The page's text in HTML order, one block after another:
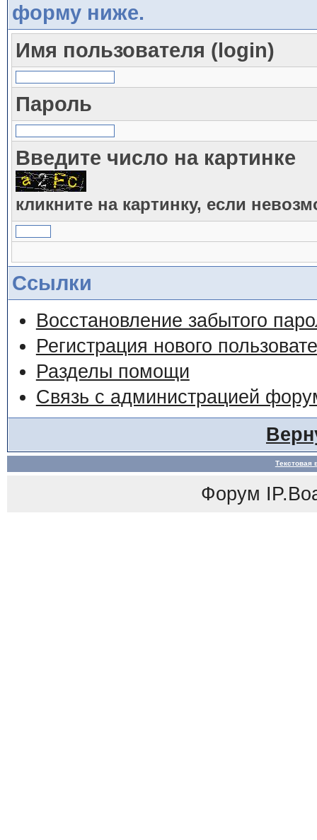
форму ниже.
Имя пользователя (login)
Пароль
Введите число на картинке
кликните на картинку, если
Ссылки
Восстановление забытого
Регистрация нового
Разделы помощи
Связь с администрацией
Текстовая
Форум